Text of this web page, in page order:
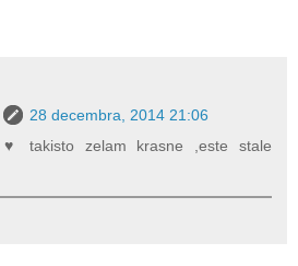
28 decembra, 2014 21:06
♥ takisto zelam krasne ,este stale